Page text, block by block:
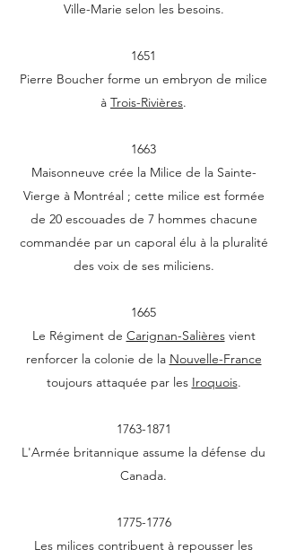
Ville-Marie selon les besoins.
1651
Pierre Boucher forme un embryon de milice
à Trois-Rivières.
1663
Maisonneuve crée la Milice de la Sainte-
Vierge à Montréal ; cette milice est formée
de 20 escouades de 7 hommes chacune
commandée par un caporal élu à la pluralité
des voix de ses miliciens.
1665
Le Régiment de Carignan-Salièresvient
renforcer la colonie de la Nouvelle-France
toujours attaquée par les Iroquois.
1763-1871
L'Armée britannique assume la défense du
Canada.
1775-1776
Les milices contribuent à repousser les